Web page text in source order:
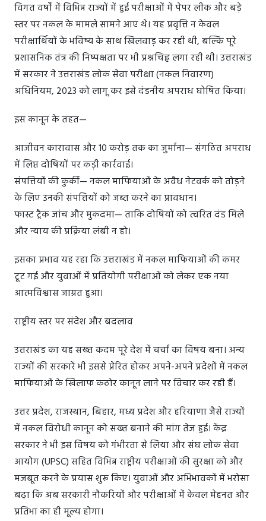
विगत वर्षों में विभिन्न राज्यों में हुई परीक्षाओं में पेपर लीक और बड़े
स्तर पर नकल के मामले सामने आए थे। यह प्रवृत्ति न केवल
परीक्षार्थियों के भविष्य के साथ खिलवाड़ कर रही थी, बल्कि पूरे
प्रशासनिक तंत्र की निष्पक्षता पर भी प्रश्नचिह्न लगा रही थी। उत्तराखंड
में सरकार ने उत्तराखंड लोक सेवा परीक्षा (नकल निवारण)
अधिनियम, 2023 को लागू कर इसे दंडनीय अपराध घोषित किया।
इस कानून के तहत—
आजीवन कारावास और 10 करोड़ तक का जुर्माना— संगठित अपराध
में लिप्त दोषियों पर कड़ी कार्रवाई।
संपत्तियों की कुर्की— नकल माफियाओं के अवैध नेटवर्क को तोड़ने
के लिए उनकी संपत्तियों को जब्त करने का प्रावधान।
फास्ट ट्रैक जांच और मुकदमा— ताकि दोषियों को त्वरित दंड मिले
और न्याय की प्रक्रिया लंबी न हो।
इसका प्रभाव यह रहा कि उत्तराखंड में नकल माफियाओं की कमर
टूट गई और युवाओं में प्रतियोगी परीक्षाओं को लेकर एक नया
आत्मविश्वास जाग्रत हुआ।
राष्ट्रीय स्तर पर संदेश और बदलाव
उत्तराखंड का यह सख्त कदम पूरे देश में चर्चा का विषय बना। अन्य
राज्यों की सरकारें भी इससे प्रेरित होकर अपने-अपने प्रदेशों में नकल
माफियाओं के खिलाफ कठोर कानून लाने पर विचार कर रही हैं।
उत्तर प्रदेश, राजस्थान, बिहार, मध्य प्रदेश और हरियाणा जैसे राज्यों
में नकल विरोधी कानून को सख्त बनाने की मांग तेज हुई। केंद्र
सरकार ने भी इस विषय को गंभीरता से लिया और संघ लोक सेवा
आयोग (UPSC) सहित विभिन्न राष्ट्रीय परीक्षाओं की सुरक्षा को और
मजबूत करने के प्रयास शुरू किए। युवाओं और अभिभावकों में भरोसा
बढ़ा कि अब सरकारी नौकरियों और परीक्षाओं में केवल मेहनत और
प्रतिभा का ही मूल्य होगा।